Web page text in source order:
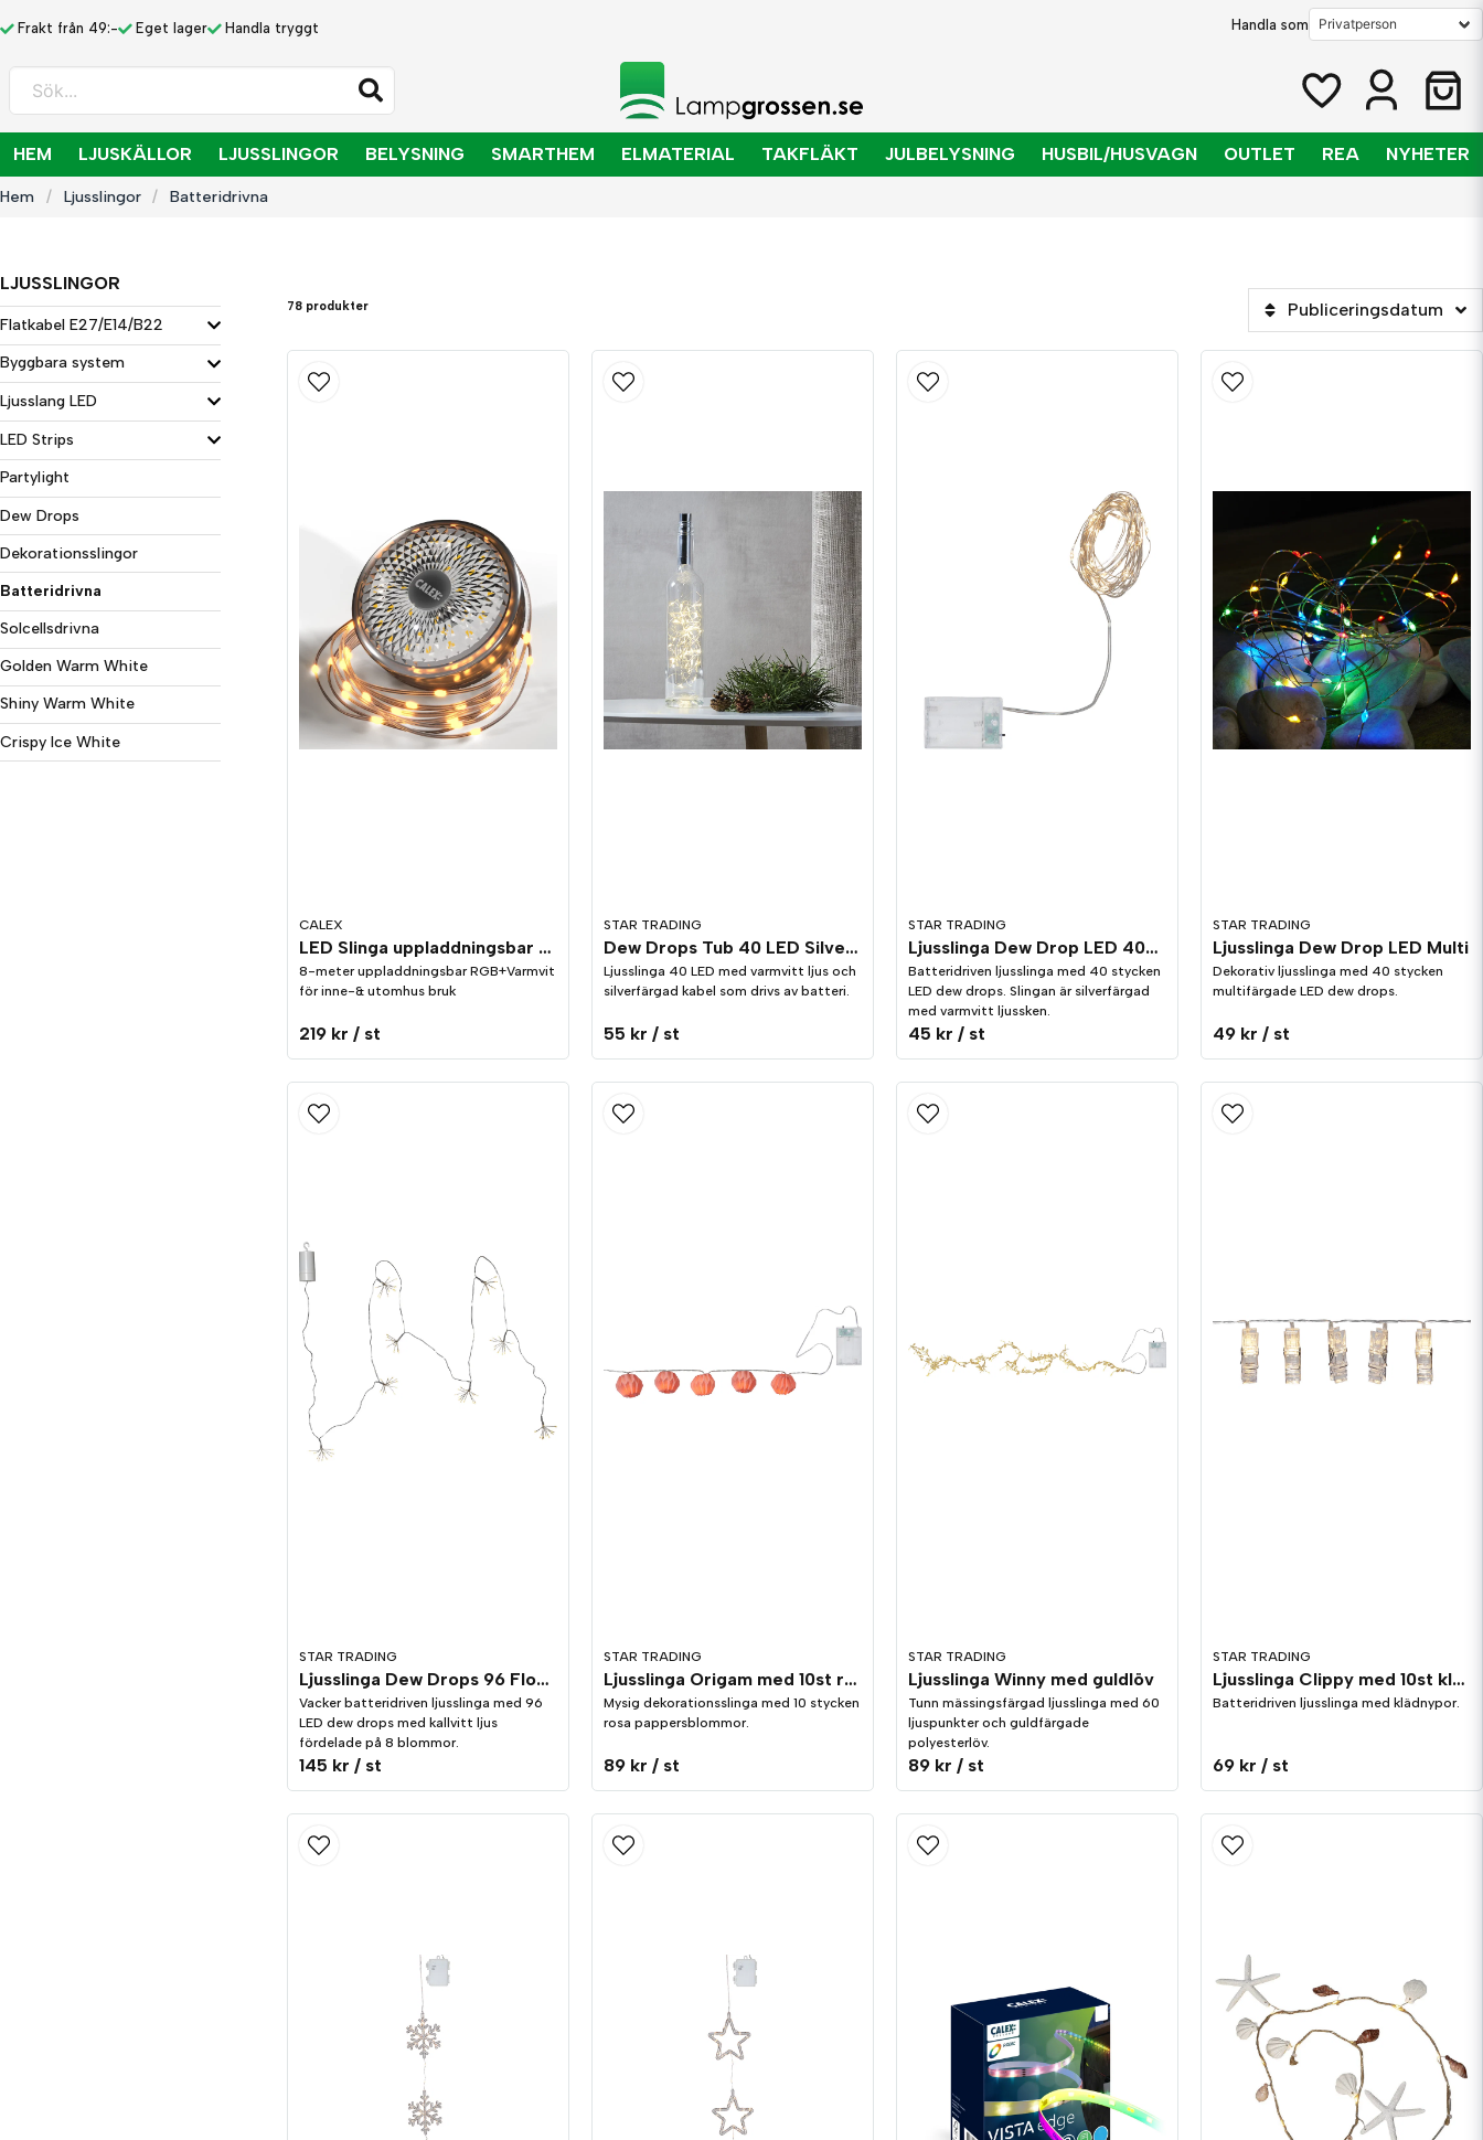
Frakt från 49:- Eget lager Handla tryggt Handla som
Sök...
HEM LJUSKÄLLOR LJUSSLINGOR BELYSNING SMARTHEM ELMATERIAL TAKFLÄKT JULBELYSNING HUSBIL/HUSVAGN OUTLET REA NYHETER
Hem Ljusslingor Batteridrivna
LJUSSLINGOR
Flatkabel E27/E14/B22
Byggbara system
Ljusslang LED
LED Strips
Partylight
Dew Drops
Dekorationsslingor
Batteridrivna
Solcellsdrivna
Golden Warm White
Shiny Warm White
Crispy Ice White
78 produkter Publiceringsdatum
CALEX
LED Slinga uppladdningsbar RGB+Varmvit 8m IP44
8-meter uppladdningsbar RGB+Varmvit
för inne-& utomhus bruk
219 kr / st
STAR TRADING
Dew Drops Tub 40 LED Silver Batteri
Ljusslinga 40 LED med varmvitt ljus och
silverfärgad kabel som drivs av batteri.
55 kr / st
STAR TRADING
Ljusslinga Dew Drop LED 400cm
Batteridriven ljusslinga med 40 stycken
LED dew drops. Slingan är silverfärgad
med varmvitt ljussken.
45 kr / st
STAR TRADING
Ljusslinga Dew Drop LED Multi
Dekorativ ljusslinga med 40 stycken
multifärgade LED dew drops.
49 kr / st
STAR TRADING
Ljusslinga Dew Drops 96 Flower Vit
Vacker batteridriven ljusslinga med 96
LED dew drops med kallvitt ljus
fördelade på 8 blommor.
145 kr / st
STAR TRADING
Ljusslinga Origam med 10st rosa pappersblommor.
Mysig dekorationsslinga med 10 stycken
rosa pappersblommor.
89 kr / st
STAR TRADING
Ljusslinga Winny med guldlöv
Tunn mässingsfärgad ljusslinga med 60
ljuspunkter och guldfärgade
polyesterlöv.
89 kr / st
STAR TRADING
Ljusslinga Clippy med 10st klädnypor
Batteridriven ljusslinga med klädnypor.
69 kr / st